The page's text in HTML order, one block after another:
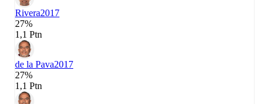
Rivera2017
27%
1,1 Ptn
de la Pava2017
27%
1,1 Ptn